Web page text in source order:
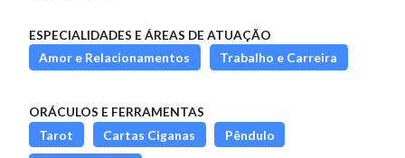
ESPECIALIDADES E ÁREAS DE ATUAÇÃO
Amor e Relacionamentos
Trabalho e Carreira
ORÁCULOS E FERRAMENTAS
Tarot
Cartas Ciganas Pêndulo